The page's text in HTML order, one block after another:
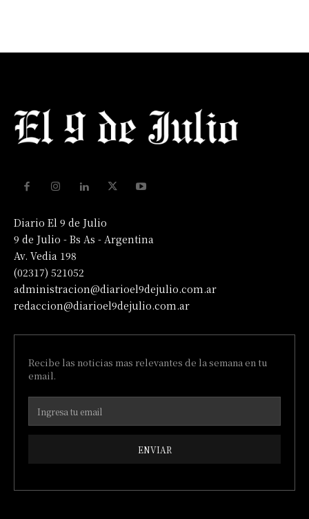
Diario El 9 de Julio
9 de Julio - Bs As - Argentina
Av. Vedia 198
(02317) 521052
administracion@diarioel9dejulio.com.ar
redaccion@diarioel9dejulio.com.ar
Recibe las noticias mas relevantes de la semana en tu
email.
ENVIAR